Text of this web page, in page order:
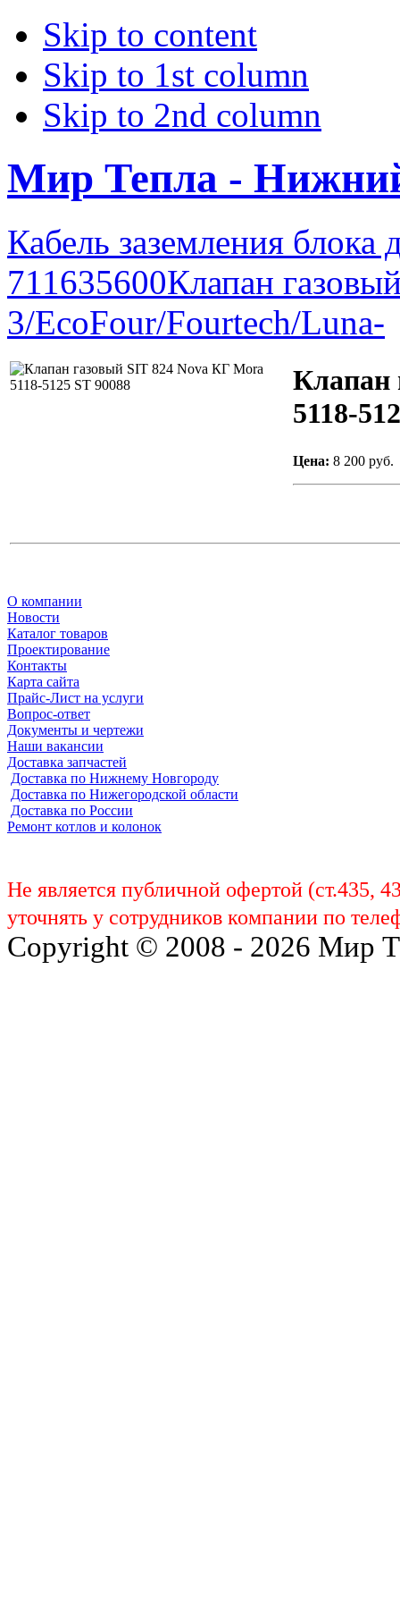
Skip to content
Skip to 1st column
Skip to 2nd column
Мир Тепла -
Кабель заземления
711635600Клапан
3/EcoFour/Fourtech/Luna-
Клапан
5118-
Цена: 8 200 руб.
О компании
Новости
Каталог товаров
Проектирование
Контакты
Карта сайта
Прайс-Лист на услуги
Вопрос-ответ
Документы и чертежи
Наши вакансии
Доставка запчастей
Доставка по Нижнему Новгороду
Доставка по Нижегородской области
Доставка по России
Ремонт котлов и колонок
Не является публичной офертой (ст.435,
уточнять у сотрудников компании по
Copyright © 2008 - 2026 Мир